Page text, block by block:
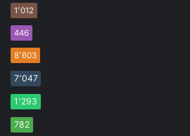
1٬012
446
8٬603
7٬047
1٬293
782